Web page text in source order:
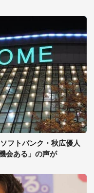
フトバンク・秋広優人
会ある」の声が